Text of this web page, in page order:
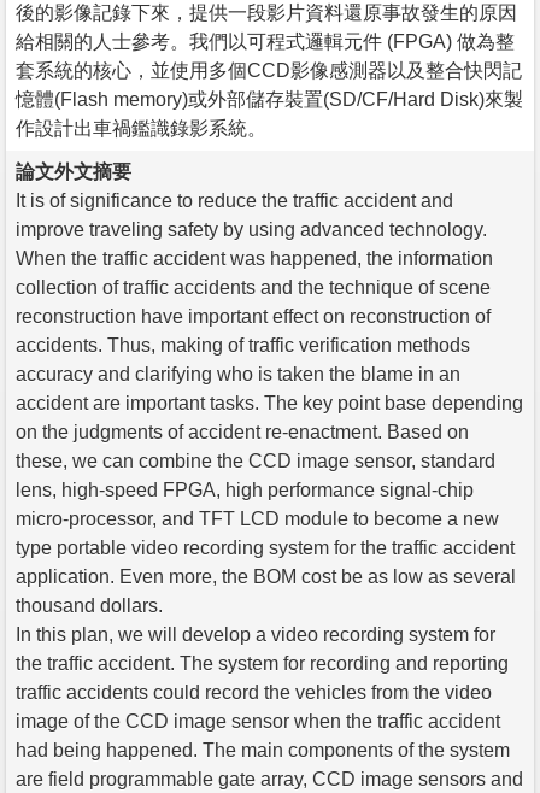
後的影像記錄下來，提供一段影片資料還原事故發生的原因
給相關的人士參考。我們以可程式邏輯元件 (FPGA) 做為整
套系統的核心，並使用多個CCD影像感測器以及整合快閃記
憶體(Flash memory)或外部儲存裝置(SD/CF/Hard Disk)來製
作設計出車禍鑑識錄影系統。
論文外文摘要
It is of significance to reduce the traffic accident and
improve traveling safety by using advanced technology.
When the traffic accident was happened, the information
collection of traffic accidents and the technique of scene
reconstruction have important effect on reconstruction of
accidents. Thus, making of traffic verification methods
accuracy and clarifying who is taken the blame in an
accident are important tasks. The key point base depending
on the judgments of accident re-enactment. Based on
these, we can combine the CCD image sensor, standard
lens, high-speed FPGA, high performance signal-chip
micro-processor, and TFT LCD module to become a new
type portable video recording system for the traffic accident
application. Even more, the BOM cost be as low as several
thousand dollars.
In this plan, we will develop a video recording system for
the traffic accident. The system for recording and reporting
traffic accidents could record the vehicles from the video
image of the CCD image sensor when the traffic accident
had being happened. The main components of the system
are field programmable gate array, CCD image sensors and